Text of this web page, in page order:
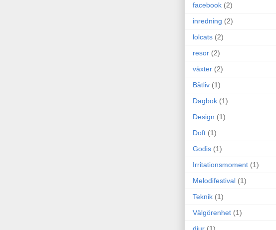
facebook (2)
inredning (2)
lolcats (2)
resor (2)
växter (2)
Båtliv (1)
Dagbok (1)
Design (1)
Doft (1)
Godis (1)
Irritationsmoment (1)
Melodifestival (1)
Teknik (1)
Välgörenhet (1)